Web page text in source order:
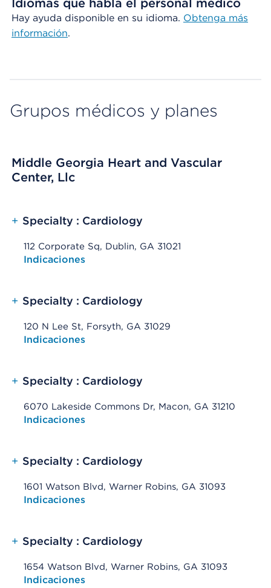
Idiomas que habla el personal médico
Hay ayuda disponible en su idioma. Obtenga más
información.
Grupos médicos y planes
Middle Georgia Heart and Vascular
Center, Llc
+ Specialty : Cardiology
112 Corporate Sq, Dublin, GA 31021
Opens native map application on mobile devices
Indicaciones
+ Specialty : Cardiology
120 N Lee St, Forsyth, GA 31029
Opens native map application on mobile devices
Indicaciones
+ Specialty : Cardiology
6070 Lakeside Commons Dr, Macon, GA 31210
Opens native map application on mobile devices
Indicaciones
+ Specialty : Cardiology
1601 Watson Blvd, Warner Robins, GA 31093
Opens native map application on mobile devices
Indicaciones
+ Specialty : Cardiology
1654 Watson Blvd, Warner Robins, GA 31093
Opens native map application on mobile devices
Indicaciones